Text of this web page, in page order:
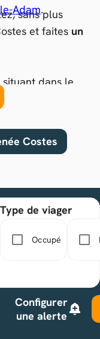
Adam.
sans plus
et faites un
dans le
Île-de-France.
et
durable et
Costes
Type de viager
Occupé
Configurer
une alerte